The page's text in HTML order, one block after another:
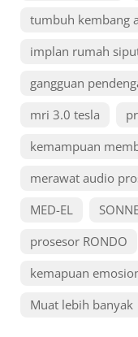
tumbuh kembang
implan rumah
gangguan
mri 3.0 tesla
kemampuan
merawat audio
MED-EL
prosesor RONDO
kemapuan
Muat lebih banyak